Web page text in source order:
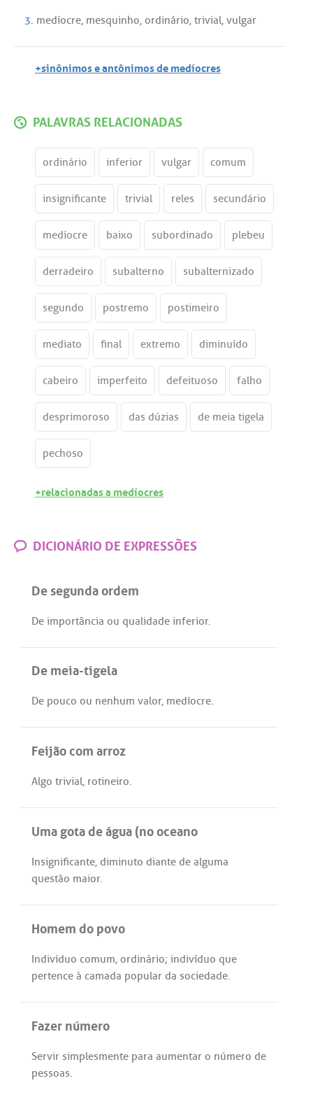
3. medíocre, mesquinho, ordinário, trivial, vulgar
+sinônimos e antônimos de medíocres
PALAVRAS RELACIONADAS
ordinário inferior vulgar comum
insignificante trivial reles secundário
medíocre baixo subordinado plebeu
derradeiro subalterno subalternizado
segundo postremo postimeiro
mediato final extremo diminuído
cabeiro imperfeito defeituoso falho
desprimoroso das dúzias de meia tigela
pechoso
+relacionadas a medíocres
DICIONÁRIO DE EXPRESSÕES
De segunda ordem
De importância ou qualidade inferior.
De meia-tigela
De pouco ou nenhum valor, medíocre.
Feijão com arroz
Algo trivial, rotineiro.
Uma gota de água (no oceano
Insignificante, diminuto diante de alguma
questão maior.
Homem do povo
Indivíduo comum, ordinário; indivíduo que
pertence à camada popular da sociedade.
Fazer número
Servir simplesmente para aumentar o número de
pessoas.